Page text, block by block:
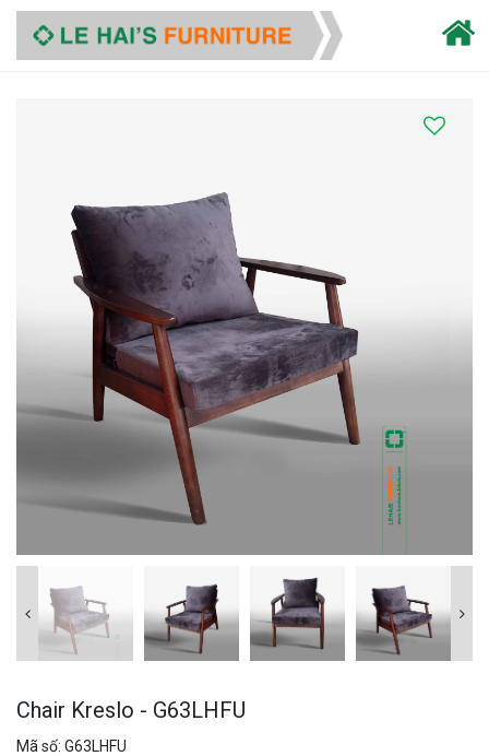
Chair Kreslo - G63LHFU
Mã số: G63LHFU